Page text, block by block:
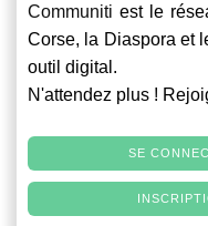
Communiti est le
Corse, la Diaspora et
outil digital.
N'attendez plus !
SE